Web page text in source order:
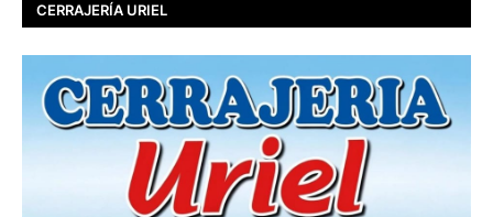
CERRAJERÍA URIEL